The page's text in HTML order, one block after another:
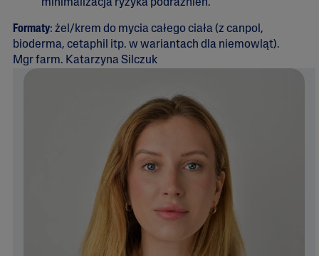
minimalizacja ryzyka podrażnień.
Formaty: żel/krem do mycia całego ciała (z canpol,
bioderma, cetaphil itp. w wariantach dla niemowląt).
Mgr farm. Katarzyna Silczuk